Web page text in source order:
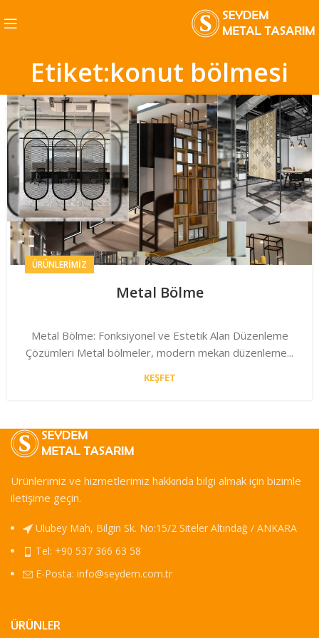
Etiket:konut bölmesi
ÜRÜNLERIMIZ
Metal Bölme
Metal Bölme: Fonksiyonel ve Estetik Alan Düzenleme
Çözümleri Metal bölmeler, modern mekan düzenleme...
KEŞFET
Ürünlerimiz ve hizmetlerimiz hakkında bilgi almak için bizimle
iletişime geçin.
Ulubey Mah, Bilgin Sk. No:15/2 Siteler Altındağ / ANKARA
Tel: +90 537 366 63 58
E-Posta: info@seydem.com.tr
ÜRÜNLER